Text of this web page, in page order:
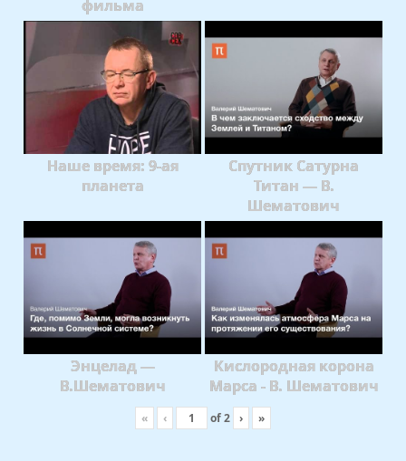
фильма
Наше время: 9-ая
планета
Спутник Сатурна
Титан — В.
Шематович
Энцелад —
В.Шематович
Кислородная корона
Марса - В. Шематович
« ‹ of2 › »